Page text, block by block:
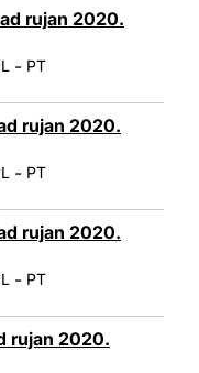
rujan 2020.
- PT
rujan 2020.
- PT
rujan 2020.
- PT
rujan 2020.